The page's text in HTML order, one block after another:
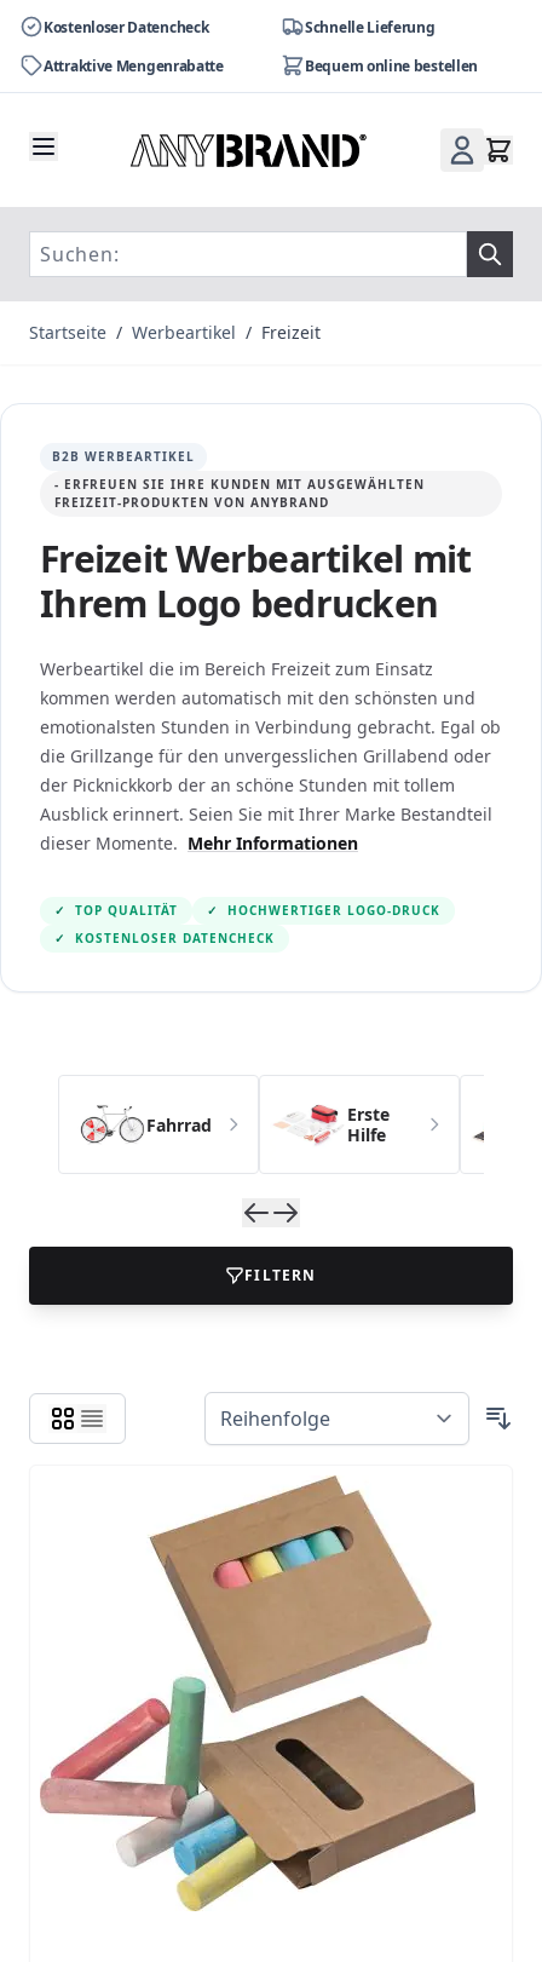
Kostenloser Datencheck
Schnelle Lieferung
Attraktive Mengenrabatte
Bequem online bestellen
Startseite / Werbeartikel / Freizeit
B2B WERBEARTIKEL
- ERFREUEN SIE IHRE KUNDEN MIT AUSGEWÄHLTEN
FREIZEIT-PRODUKTEN VON ANYBRAND
Freizeit Werbeartikel mit
Ihrem Logo bedrucken
Werbeartikel die im Bereich Freizeit zum Einsatz
kommen werden automatisch mit den schönsten und
emotionalsten Stunden in Verbindung gebracht. Egal ob
die Grillzange für den unvergesslichen Grillabend oder
der Picknickkorb der an schöne Stunden mit tollem
Ausblick erinnert. Seien Sie mit Ihrer Marke Bestandteil
dieser Momente. Mehr Informationen
✓ TOP QUALITÄT ✓
HOCHWERTIGER LOGO-DRUCK
✓
KOSTENLOSER DATENCHECK
Navigating through the elements of the carousel is
Press to skip the carousel
Fahrrad
Erste
Hilfe
FILTERN